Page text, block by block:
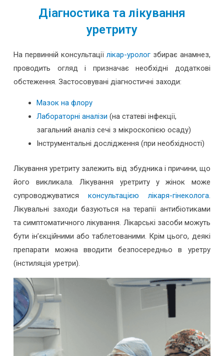
Діагностика та лікування
уретриту
На первинній консультації лікар-урологзбирає анамнез,
проводить огляд і призначає необхідні додаткові
обстеження. Застосовувані діагностичні заходи:
Мазок на флору
Лабораторні аналізи (на статеві інфекції,
загальний аналіз сечі з мікроскопією осаду)
Інструментальні дослідження (при необхідності)
Лікування уретриту залежить від збудника і причини, що
його викликала. Лікування уретриту у жінок може
супроводжуватися консультацією лікаря-гінеколога.
Лікувальні заходи базуються на терапії антибіотиками
та симптоматичного лікування. Лікарські засоби можуть
бути ін’єкційними або таблетованими. Крім цього, деякі
препарати можна вводити безпосередньо в уретру
(інстиляція уретри).